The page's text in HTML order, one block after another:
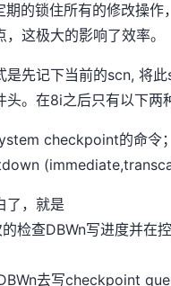
的锁住所有的修改操
这极大的影响了效率。
是先记下当前的scn, 将
。在8i之后只有以下两
checkpoint的命令；
了，就是
的检查DBWn写进度并
去写checkpoint